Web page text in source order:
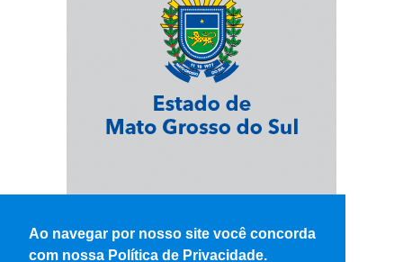
Ao navegar por nosso site você concorda
com nossa Política de Privacidade.